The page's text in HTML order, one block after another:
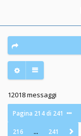
12018 messaggi
Pagina 214di 241
216 … 241